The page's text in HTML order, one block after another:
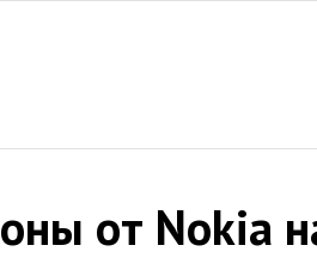
от Nokia